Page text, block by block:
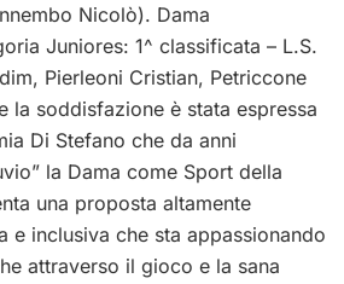
Nicolò). Dama
Juniores: 1^ classificata – L.S.
Pierleoni Cristian, Petriccone
la soddisfazione è stata espressa
Di Stefano che da anni
la Dama come Sport della
una proposta altamente
e inclusiva che sta appassionando
attraverso il gioco e la sana